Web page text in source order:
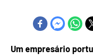
Um empresário